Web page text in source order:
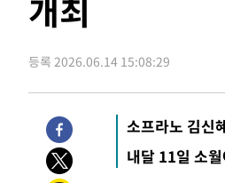
틀레티코 이적"
-27856초 전 >
-20770초 전 >강릉에 시간당 81.4㎜
-16877초 전 >백운산서 80년근 천
-14587초 전 >
선재도서 해루질 나섰
-12121초 전 >
남자 농구, 나고야 아
-11497초 전 >
여수 오동도 해상서
개최
등록 2026.06.14 15:08:29
소프라노 김신
내달 11일 소